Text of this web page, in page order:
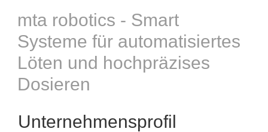
mta robotics - Smart
Systeme für automatisiertes
Löten und hochpräzises
Dosieren
Unternehmensprofil